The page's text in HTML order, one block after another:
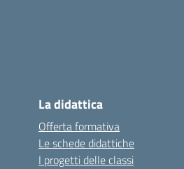
La didattica
Offerta formativa
Le schede didattiche
I progetti delle classi